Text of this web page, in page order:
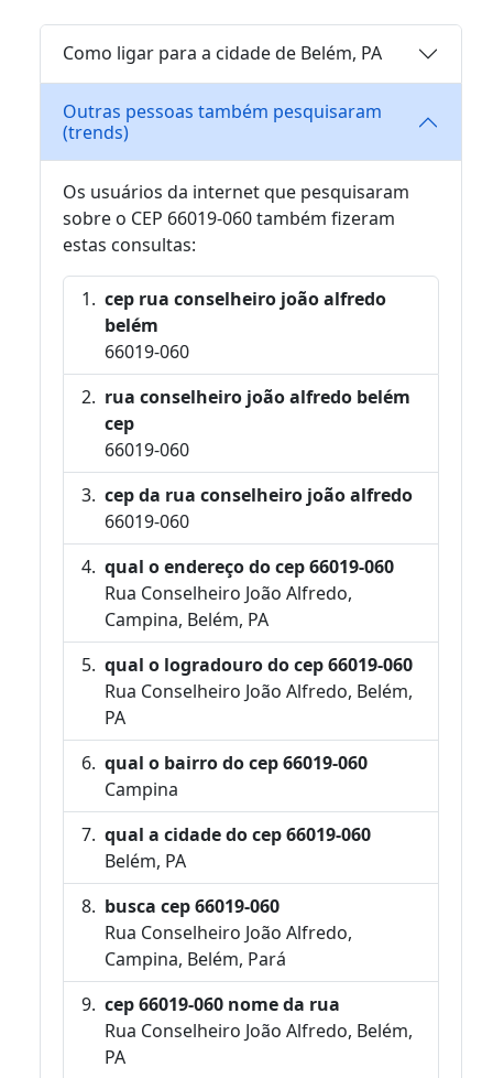
Como ligar para a cidade de Belém, PA
Outras pessoas também pesquisaram
(trends)
Os usuários da internet que pesquisaram
sobre o CEP 66019-060 também fizeram
estas consultas:
cep rua conselheiro joão alfredo
belém
66019-060
rua conselheiro joão alfredo belém
cep
66019-060
cep da rua conselheiro joão alfredo
66019-060
qual o endereço do cep 66019-060
Rua Conselheiro João Alfredo,
Campina, Belém, PA
qual o logradouro do cep 66019-060
Rua Conselheiro João Alfredo, Belém,
PA
qual o bairro do cep 66019-060
Campina
qual a cidade do cep 66019-060
Belém, PA
busca cep 66019-060
Rua Conselheiro João Alfredo,
Campina, Belém, Pará
cep 66019-060 nome da rua
Rua Conselheiro João Alfredo, Belém,
PA